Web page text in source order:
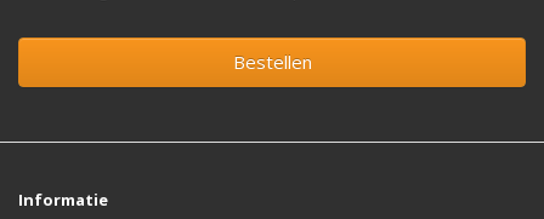
Bestellen
Informatie